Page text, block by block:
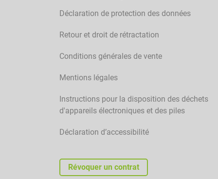
Déclaration de protection des données
Retour et droit de rétractation
Conditions générales de vente
Mentions légales
Instructions pour la disposition des déchets
d'appareils électroniques et des piles
Déclaration d’accessibilité
Révoquer un contrat